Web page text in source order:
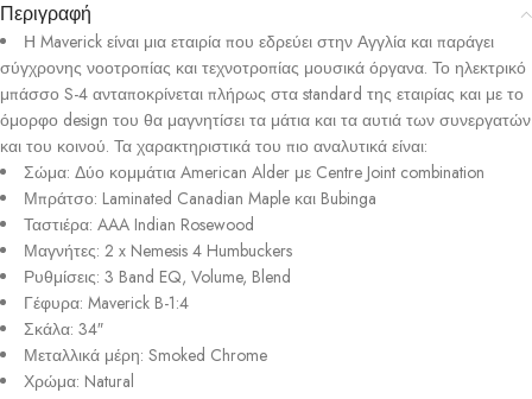
Περιγραφή
Η Maverick είναι μια εταιρία που εδρεύει στην Αγγλία και παράγει
σύγχρονης νοοτροπίας και τεχνοτροπίας μουσικά όργανα. Το ηλεκτρικό
μπάσσο S-4 ανταποκρίνεται πλήρως στα standard της εταιρίας και με το
όμορφο design του θα μαγνητίσει τα μάτια και τα αυτιά των συνεργατών
και του κοινού. Τα χαρακτηριστικά του πιο αναλυτικά είναι:
Σώμα: Δύο κομμάτια American Alder με Centre Joint combination
Μπράτσο: Laminated Canadian Maple και Bubinga
Ταστιέρα: AAA Indian Rosewood
Μαγνήτες: 2 x Nemesis 4 Humbuckers
Ρυθμίσεις: 3 Band EQ, Volume, Blend
Γέφυρα: Maverick B-1:4
Σκάλα: 34″
Μεταλλικά μέρη: Smoked Chrome
Χρώμα: Natural